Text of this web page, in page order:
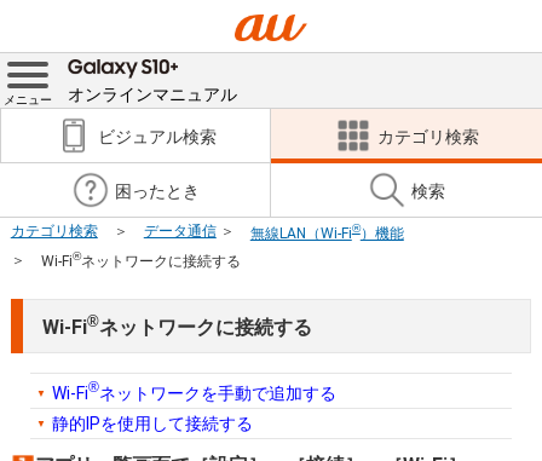
メニュー オンラインマニュアル
ビジュアル検索 カテゴリ検索
困ったとき 検索
カテゴリ検索 データ通信 無線LAN（Wi-Fi®）機能
Wi-Fi®ネットワークに接続する
Wi-Fi®ネットワークに接続する
Wi-Fi®ネットワークを手動で追加する
静的IPを使用して接続する